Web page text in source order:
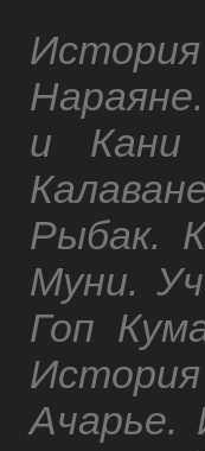
и Кани
Рыбак.
Муни.
Гоп
Ачарье.